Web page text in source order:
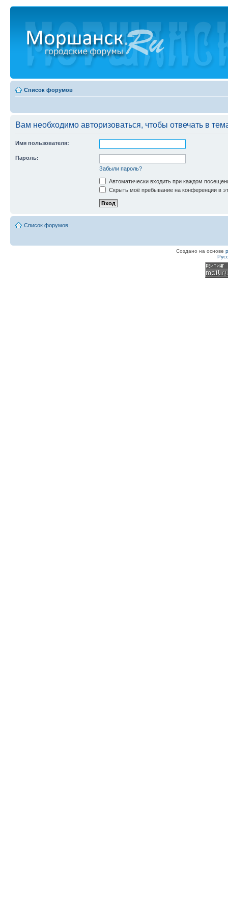
Список форумов
Вам необходимо авторизоваться, чтобы отвечать в
Имя пользователя:
Пароль:
Забыли пароль?
Автоматически входить при каждом
Скрыть моё пребывание на конференции в
Список форумов
Создано на основе